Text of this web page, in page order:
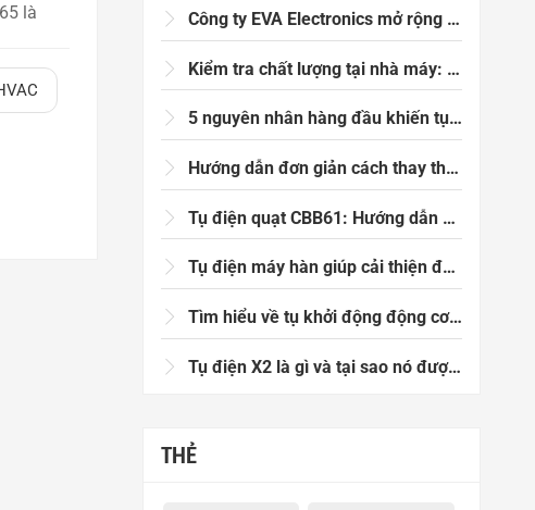
Công ty EVA Electronics mở rộng năng lực sản xuất với máy cuộn màng và thiết bị phun kim loại mới.
Kiểm tra chất lượng tại nhà máy: Tụ điện CBB61 4μF đã vượt qua bài kiểm tra điện dung ngẫu nhiên.
5 nguyên nhân hàng đầu khiến tụ điện AC của bạn bị hỏng (và cách phòng tránh trong năm 2026)
Hướng dẫn đơn giản cách thay thế tụ điện CBB61 trong thời tiết nóng.
Tụ điện quạt CBB61: Hướng dẫn đầy đủ về quạt điện và hệ thống làm mát mùa hè
Tụ điện máy hàn giúp cải thiện độ ổn định hồ quang và tuổi thọ thiết bị như thế nào?
Tìm hiểu về tụ khởi động động cơ CBB65: Ứng dụng, tính năng và lời khuyên khi lựa chọn
Tụ điện X2 là gì và tại sao nó được sử dụng trong các ứng dụng triệt tiêu nhiễu điện từ (EMI)?
THẺ
là
trình